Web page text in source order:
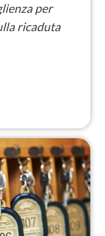
per
ricaduta